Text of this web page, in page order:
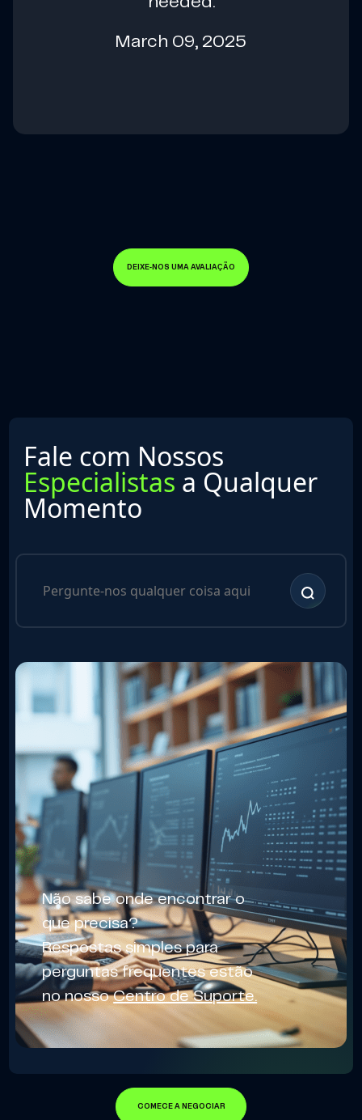
March 09, 2025
DEIXE-NOS UMA AVALIAÇÃO
Fale com Nossos
Especialistas a Qualquer
Momento
Não sabe onde encontrar o
que precisa?
Respostas simples para
perguntas frequentes estão
no nossoCentro de Suporte.
COMECE A NEGOCIAR